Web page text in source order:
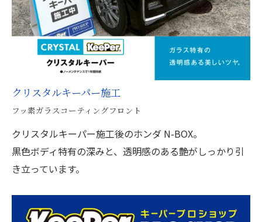
クリスタルキーパー施工
フッ素ガラスコーティングフロント
クリスタルキーパー施工後のホンダ N-BOX。
黒色ボディ特有の深みと、透明感のある艶がしっかり引
き立っています。